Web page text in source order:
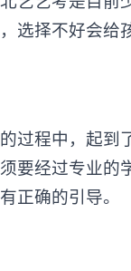
选择不好会给
程中，起到
要经过专业
正确的引导。